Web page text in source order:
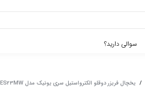
سوالی دارید؟
/ یخچال فریزر دوقلو الکترواستیل سری یونیک مدل ES23MW